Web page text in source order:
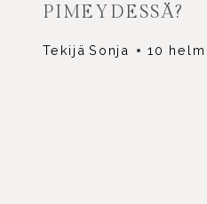
PIMEYDESSÄ?
Tekijä Sonja 10